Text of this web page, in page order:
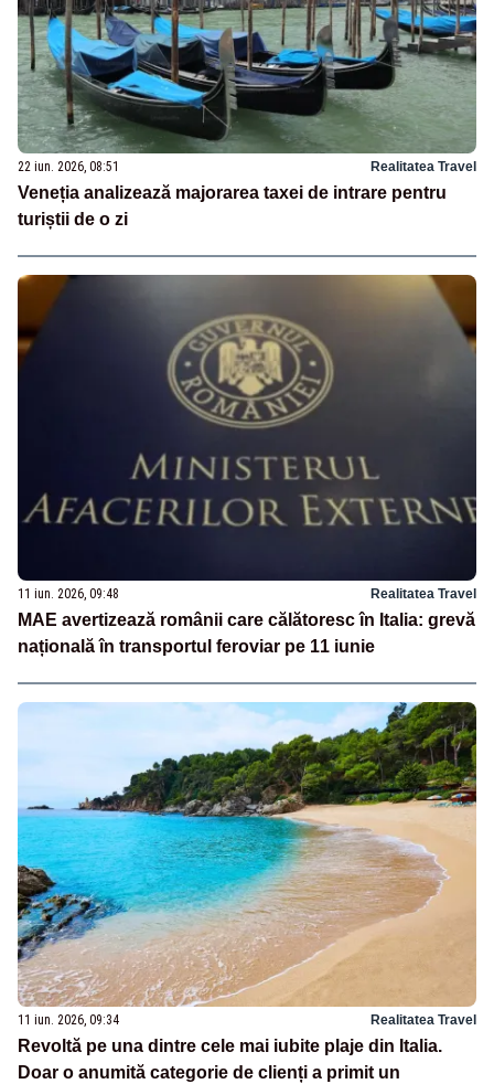
22 iun. 2026, 08:51 Realitatea Travel
Veneția analizează majorarea taxei de intrare pentru
turiștii de o zi
11 iun. 2026, 09:48 Realitatea Travel
MAE avertizează românii care călătoresc în Italia: grevă
națională în transportul feroviar pe 11 iunie
11 iun. 2026, 09:34 Realitatea Travel
Revoltă pe una dintre cele mai iubite plaje din Italia.
Doar o anumită categorie de clienți a primit un